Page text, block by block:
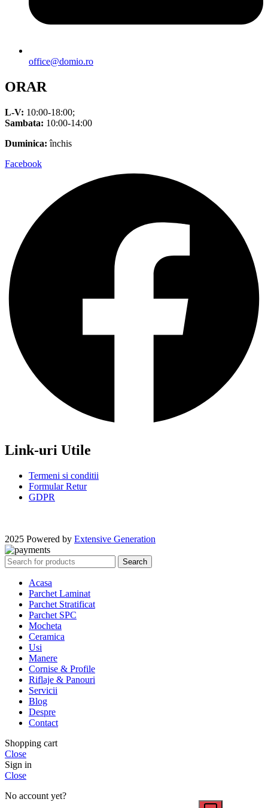
office@domio.ro
ORAR
L-V: 10:00-18:00;
Sambata: 10:00-14:00
Duminica: închis
Facebook
Link-uri Utile
Termeni si conditii
Formular Retur
GDPR
2025 Powered by Extensive Generation
Search
Acasa
Parchet Laminat
Parchet Stratificat
Parchet SPC
Mocheta
Ceramica
Usi
Manere
Cornise & Profile
Riflaje & Panouri
Servicii
Blog
Despre
Contact
Shopping cart
Close
Sign in
Close
No account yet?